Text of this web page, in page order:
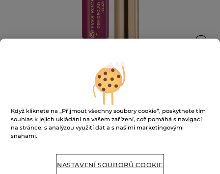
Tekutá rtěnka s matným efektem
Ultra pigmentace až na 12 hodin*
★★★★★
★★★★★
hodnocení
PŘIDAT HODNOCENÍ
Když kliknete na „Přijmout všechny soubory cookie“, poskytnete tím
souhlas k jejich ukládání na vašem zařízení, což pomáhá s navigací
na stránce, s analýzou využití dat a s našimi marketingovými
snahami.
NASTAVENÍ SOUBORŮ COOKIE